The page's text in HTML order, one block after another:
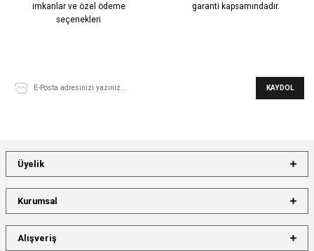
imkanlar ve özel ödeme
seçenekleri
garanti kapsamındadır.
KAYDOL
Üyelik
Kurumsal
Alışveriş